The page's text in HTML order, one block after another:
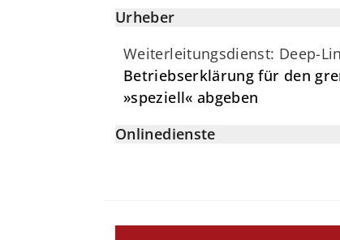
Urheber
Weiterleitungsdienst: Deep-
Betriebserklärung für den
»speziell« abgeben
Onlinedienste